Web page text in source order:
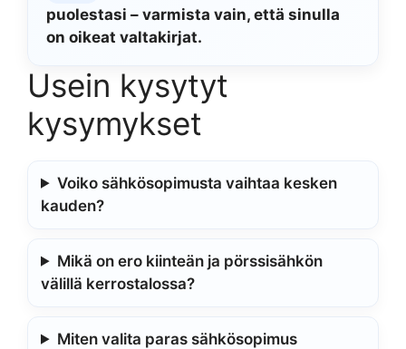
puolestasi – varmista vain, että sinulla
on oikeat valtakirjat.
Usein kysytyt
kysymykset
Voiko sähkösopimusta vaihtaa kesken
kauden?
Mikä on ero kiinteän ja pörssisähkön
välillä kerrostalossa?
Miten valita paras sähkösopimus